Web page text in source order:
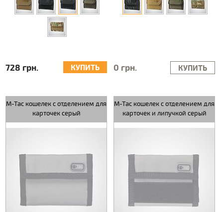
728 грн. КУПИТЬ 0 грн. КУПИТЬ
M-Tac кошелек с отделением для
карточек серый
M-Tac кошелек с отделением для
карточек и липучкой серый